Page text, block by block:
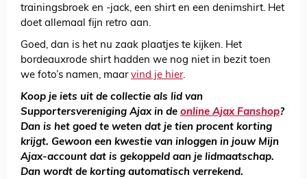
trainingsbroek en -jack, een shirt en een denimshirt. Het
doet allemaal fijn retro aan.
Goed, dan is het nu zaak plaatjes te kijken. Het
bordeauxrode shirt hadden we nog niet in bezit toen
we foto’s namen, maar vind je hier.
Koop je iets uit de collectie als lid van
Supportersvereniging Ajax in de online Ajax Fanshop?
Dan is het goed te weten dat je tien procent korting
krijgt. Gewoon een kwestie van inloggen in jouw Mijn
Ajax-account dat is gekoppeld aan je lidmaatschap.
Dan wordt de korting automatisch verrekend.